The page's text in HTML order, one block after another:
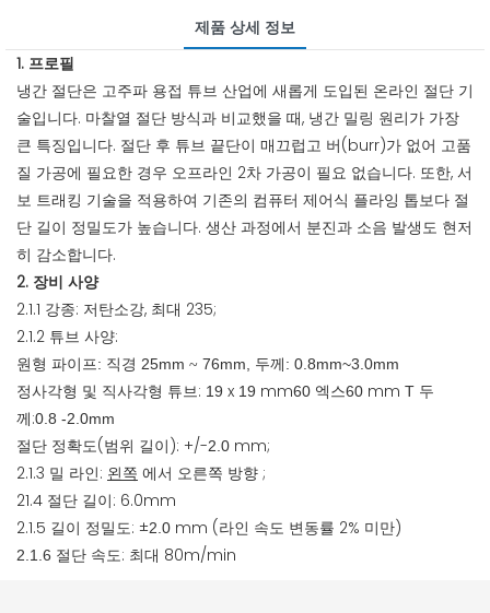
제품 상세 정보
1. 프로필
냉간 절단은 고주파 용접 튜브 산업에 새롭게 도입된 온라인 절단 기
술입니다. 마찰열 절단 방식과 비교했을 때, 냉간 밀링 원리가 가장
큰 특징입니다. 절단 후 튜브 끝단이 매끄럽고 버(burr)가 없어 고품
질 가공에 필요한 경우 오프라인 2차 가공이 필요 없습니다. 또한, 서
보 트래킹 기술을 적용하여 기존의 컴퓨터 제어식 플라잉 톱보다 절
단 길이 정밀도가 높습니다. 생산 과정에서 분진과 소음 발생도 현저
히 감소합니다.
2. 장비 사양
2.1.1 강종: 저탄소강, 최대 235;
2.1.2 튜브 사양:
원형 파이프: 직경 25mm ~ 76mm, 두께: 0.8mm~3.0mm
정사각형 및 직사각형 튜브: 19 x 19 mm60 엑스60 mm T 두
께:0.8 -2.0mm
절단 정확도(범위 길이): +/-2.0 mm;
2.1.3 밀 라인: 왼쪽 에서 오른쪽 방향 ;
21.4 절단 길이: 6.0mm
2.1.5 길이 정밀도: ±2.0 mm (라인 속도 변동률 2% 미만)
2.1.6 절단 속도: 최대 80m/min